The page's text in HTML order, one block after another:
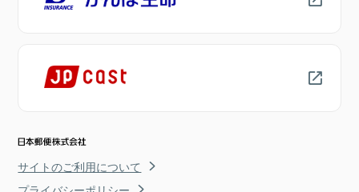
サイトのご利用について